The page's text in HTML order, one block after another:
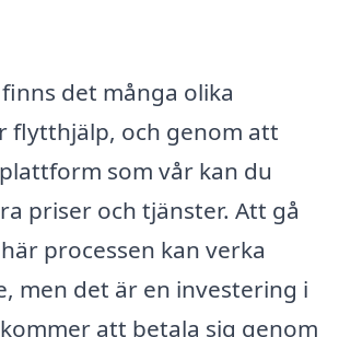
det många olika
flytthjälp, och genom att
som vår kan du
priser och tjänster. Att gå
processen kan verka
men det är en investering i
att betala sig genom